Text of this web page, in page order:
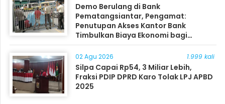
Demo Berulang di Bank
Pematangsiantar, Pengamat:
Penutupan Akses Kantor Bank
Timbulkan Biaya Ekonomi bagi
Masyarakat
02 Agu 2026 1.999 kali
Silpa Capai Rp54, 3 Miliar Lebih,
Fraksi PDIP DPRD Karo Tolak LPJ APBD
2025